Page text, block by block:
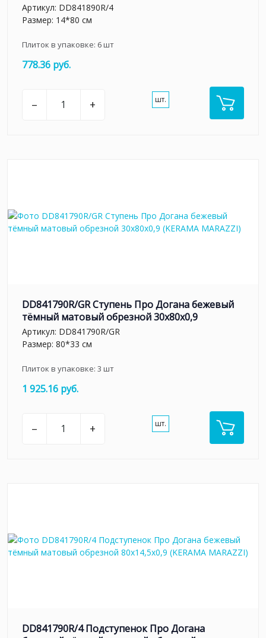
Артикул: DD841890R/4
Размер: 14*80 см
Плиток в упаковке: 6шт
778.36 руб.
– + шт.
DD841790R/GR Ступень Про Догана бежевый
тёмный матовый обрезной 30x80x0,9
Артикул: DD841790R/GR
Размер: 80*33 см
Плиток в упаковке: 3 шт
1 925.16 руб.
– + шт.
DD841790R/4 Подступенок Про Догана